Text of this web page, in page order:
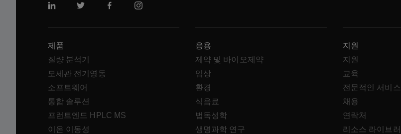
링크드인트위터 페이스북인스 타 그램
제품
질량 분석기
모세관 전기영동
소프트웨어
통합 솔루션
프런트엔드 HPLC MS
이온 이동성
응용
제약 및 바이오제약
임상
환경
식음료
법독성학
생명과학 연구
지원
지원
교육
전문적인 서비스
채용
연락처
리소스 라이브러